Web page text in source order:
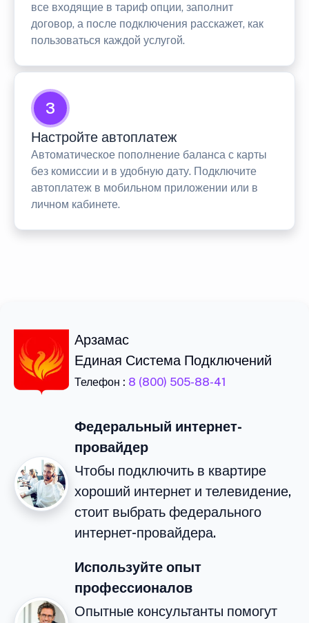
все входящие в тариф опции, заполнит
договор, а после подключения расскажет, как
пользоваться каждой услугой.
3
Настройте автоплатеж
Автоматическое пополнение баланса с карты
без комиссии и в удобную дату. Подключите
автоплатеж в мобильном приложении или в
личном кабинете.
Арзамас
Единая Система Подключений
Телефон : 8 (800) 505-88-41
Федеральный интернет-
провайдер
Чтобы подключить в квартире
хороший интернет и телевидение,
стоит выбрать федерального
интернет-провайдера.
Используйте опыт
профессионалов
Опытные консультанты помогут